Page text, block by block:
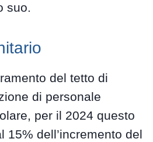
suo.
del tetto di
di personale
per il 2024 questo
15% dell’incremento del